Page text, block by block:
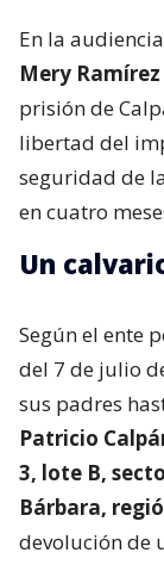
En la
Mery
prisión de
libertad del
seguridad de
en cuatro
Un
Según el ente
del 7 de julio
sus padres
Patricio
3, lote B,
Bárbara,
devolución de